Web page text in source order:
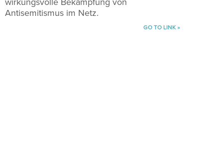
Antisemitismus im Netz.
GO TO LINK »